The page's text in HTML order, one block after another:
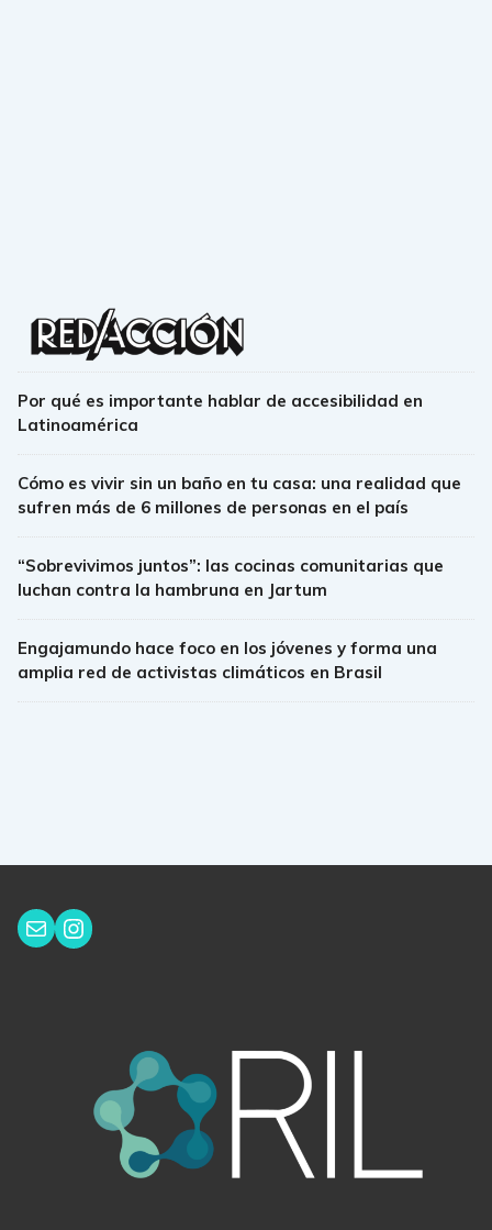
Por qué es importante hablar de accesibilidad en
Latinoamérica
Cómo es vivir sin un baño en tu casa: una realidad que
sufren más de 6 millones de personas en el país
“Sobrevivimos juntos”: las cocinas comunitarias que
luchan contra la hambruna en Jartum
Engajamundo hace foco en los jóvenes y forma una
amplia red de activistas climáticos en Brasil
Correo electrónico
Instagram